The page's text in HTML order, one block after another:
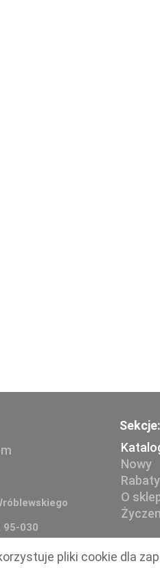
95-030
Sekcje:
Nowy
Rabaty
O
pliki cookie dla